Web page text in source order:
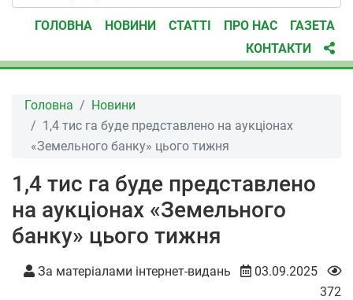
ГОЛОВНА НОВИНИ СТАТТІ ПРО НАС
ГАЗЕТА
КОНТАКТИ
Головна
Новини
1,4 тис га буде представлено на аукціонах
«Земельного банку» цього тижня
1,4 тис га буде представлено
на аукціонах «Земельного
банку» цього тижня
За матеріалами інтернет-видань
03.09.2025
372